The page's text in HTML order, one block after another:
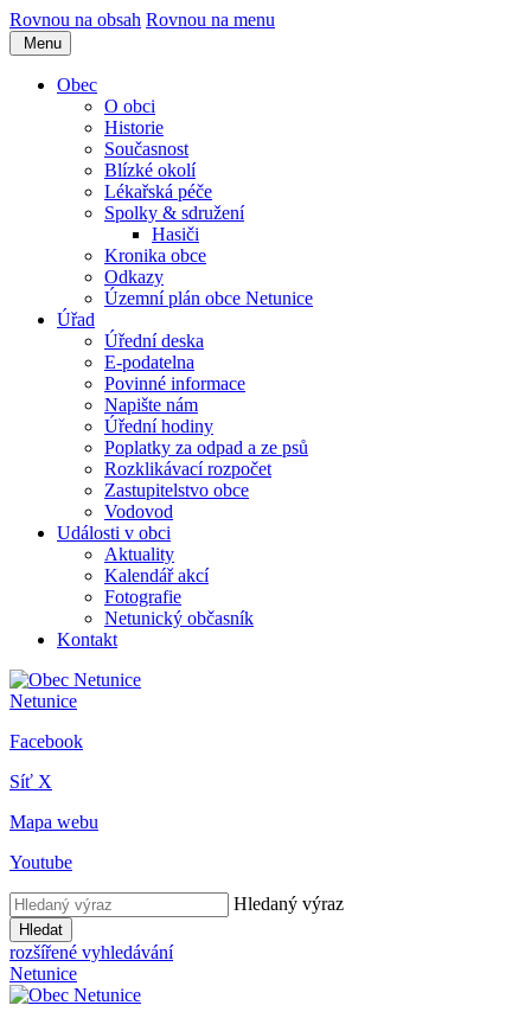
Rovnou na obsah Rovnou na menu
Menu
Obec
O obci
Historie
Současnost
Blízké okolí
Lékařská péče
Spolky & sdružení
Hasiči
Kronika obce
Odkazy
Územní plán obce Netunice
Úřad
Úřední deska
E-podatelna
Povinné informace
Napište nám
Úřední hodiny
Poplatky za odpad a ze psů
Rozklikávací rozpočet
Zastupitelstvo obce
Vodovod
Události v obci
Aktuality
Kalendář akcí
Fotografie
Netunický občasník
Kontakt
Netunice
Facebook
Síť X
Mapa webu
Youtube
Hledaný výraz
Hledat
rozšířené vyhledávání
Netunice